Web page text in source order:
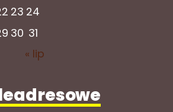
23 24
30 31
« lip